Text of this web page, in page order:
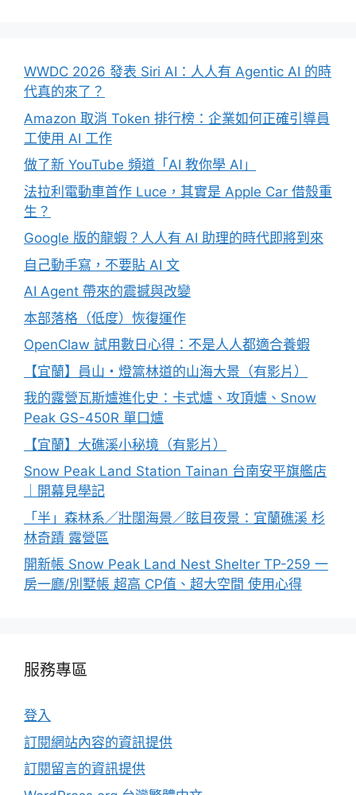
WWDC 2026 發表 Siri AI：人人有 Agentic AI 的時
代真的來了？
Amazon 取消 Token 排行榜：企業如何正確引導員
工使用 AI 工作
做了新 YouTube 頻道「AI 教你學 AI」
法拉利電動車首作 Luce，其實是 Apple Car 借殼重
生？
Google 版的龍蝦？人人有 AI 助理的時代即將到來
自己動手寫，不要貼 AI 文
AI Agent 帶來的震撼與改變
本部落格（低度）恢復運作
OpenClaw 試用數日心得：不是人人都適合養蝦
【宜蘭】員山・燈篙林道的山海大景（有影片）
我的露營瓦斯爐進化史：卡式爐、攻頂爐、Snow
Peak GS-450R 單口爐
【宜蘭】大礁溪小秘境（有影片）
Snow Peak Land Station Tainan 台南安平旗艦店
｜開幕見學記
「半」森林系／壯闊海景／眩目夜景：宜蘭礁溪 杉
林奇蹟 露營區
開新帳 Snow Peak Land Nest Shelter TP-259 一
房一廳/別墅帳 超高 CP值、超大空間 使用心得
服務專區
登入
訂閱網站內容的資訊提供
訂閱留言的資訊提供